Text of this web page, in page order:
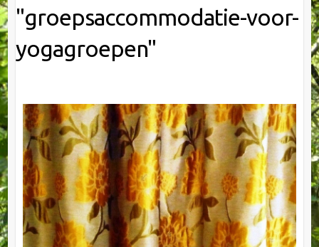
"groepsaccommodatie-voor-
yogagroepen"